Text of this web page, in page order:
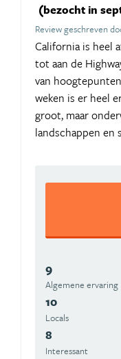
(bezocht in
Review geschreven
California is heel
tot aan de
van
weken is er heel
groot, maar
landschappen en
9
Algemene ervaring
10
Locals
8
Interessant